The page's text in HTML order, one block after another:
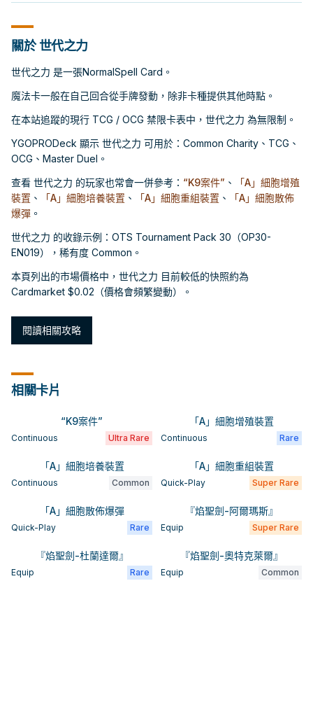
關於 世代之力
世代之力 是一張NormalSpell Card。
魔法卡一般在自己回合從手牌發動，除非卡種提供其他時點。
在本站追蹤的現行 TCG / OCG 禁限卡表中，世代之力 為無限制。
YGOPRODeck 顯示 世代之力 可用於：Common Charity、TCG、
OCG、Master Duel。
查看 世代之力 的玩家也常會一併參考： “K9案件” 、
「A」細胞增殖
裝置 、 「A」細胞培養裝置 、 「A」細胞重組裝置 、
「A」細胞散佈
爆彈 。
世代之力 的收錄示例：OTS Tournament Pack 30（OP30-
EN019），稀有度 Common。
本頁列出的市場價格中，世代之力 目前較低的快照約為
Cardmarket $0.02（價格會頻繁變動）。
閱讀相關攻略
相關卡片
“K9案件”
Continuous Ultra Rare
「A」細胞增殖裝置
Continuous Rare
「A」細胞培養裝置
Continuous Common
「A」細胞重組裝置
Quick-Play Super Rare
「A」細胞散佈爆彈
Quick-Play Rare
『焰聖劍-阿爾瑪斯』
Equip Super Rare
『焰聖劍-杜蘭達爾』
Equip Rare
『焰聖劍-奧特克萊爾』
Equip Common